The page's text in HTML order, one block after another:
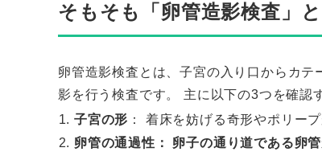
そもそも「卵管造影検査」
卵管造影検査とは、子宮の入り口からカ
影を行う検査です。 主に以下の3つを確認
子宮の形 ： 着床を妨げる奇形やポリー
卵管の通過性： 卵子の通り道である卵